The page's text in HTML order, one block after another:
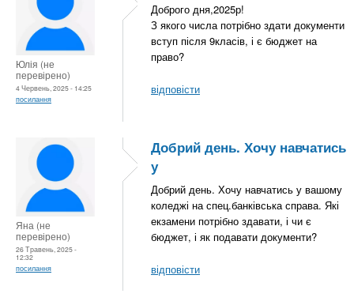
Юлія (не
перевірено)
4 Червень, 2025 - 14:25
посилання
Доброго дня,2025р!
З якого числа потрібно здати документи
вступ після 9класів, і є бюджет на
право?
відповісти
Яна (не
перевірено)
26 Травень, 2025 -
12:32
посилання
Добрий день. Хочу навчатись
у
Добрий день. Хочу навчатись у вашому
коледжі на спец.банківська справа. Які
екзамени потрібно здавати, і чи є
бюджет, і як подавати документи?
відповісти